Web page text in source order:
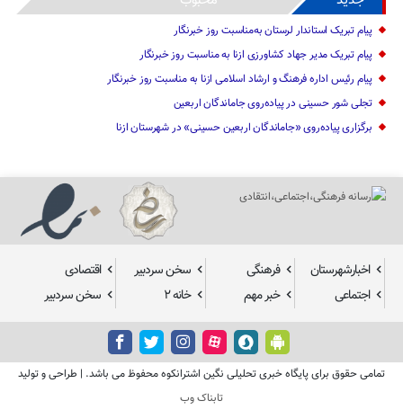
پیام تبریک استاندار لرستان به‌مناسبت روز خبرنگار
پیام تبریک مدیر جهاد کشاورزی ازنا به مناسبت روز خبرنگار
پیام رئیس اداره فرهنگ و ارشاد اسلامی ازنا به مناسبت روز خبرنگار
تجلی شور حسینی در پیاده‌روی جاماندگان اربعین
برگزاری پیاده‌روی «جاماندگان اربعین حسینی» در شهرستان ازنا
اخبارشهرستان فرهنگی سخن سردبیر
اقتصادی
اجتماعی
خبر مهم خانه ۲ سخن سردبیر
تمامی حقوق برای پایگاه خبری تحلیلی نگین اشترانکوه محفوظ می باشد. | طراحی و تولید
تابناک وب